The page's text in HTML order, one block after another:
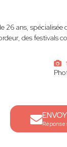
26 ans, spécialisée
des festivals
Réponse